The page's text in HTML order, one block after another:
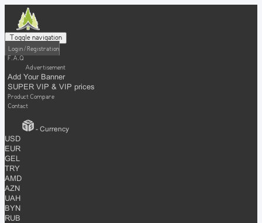
Toggle navigation
Login / Registration
F.A.Q
Advertisement
Add Your Banner
SUPER VIP & VIP prices
Product Compare
Contact
- Currency
USD
EUR
GEL
TRY
AMD
AZN
UAH
BYN
RUB